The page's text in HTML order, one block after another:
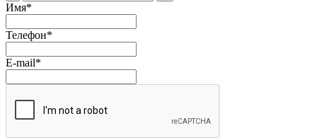
Имя*
Телефон*
E-mail*